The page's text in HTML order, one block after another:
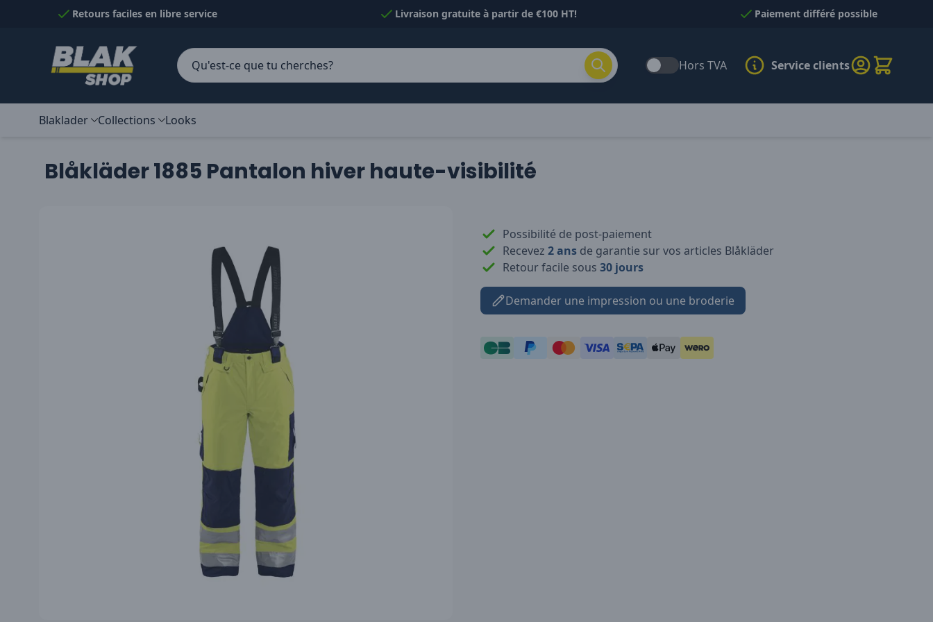
Passer au contenuRetours faciles en libre service Livraison gratuite à partir de €100 HT! Paiement différé possible
Hors TVA Service clients
Blaklader Collections Looks
Blåkläder 1885 Pantalon hiver haute-visibilité
Possibilité de post-paiement
Recevez 2 ans de garantie sur vos articles Blåkläder
Retour facile sous 30 jours
Demander une impression ou une broderie